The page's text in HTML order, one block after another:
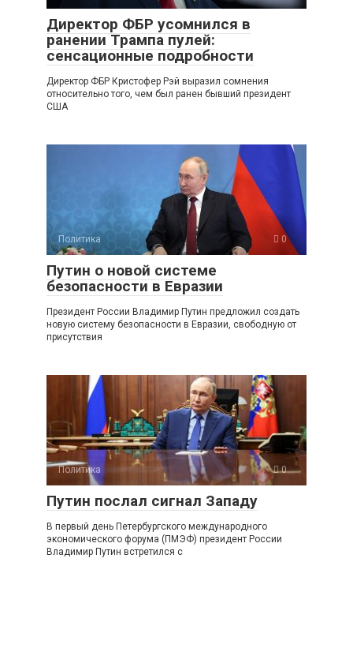
Директор ФБР усомнился в
ранении Трампа пулей:
сенсационные подробности
Директор ФБР Кристофер Рэй выразил сомнения
относительно того, чем был ранен бывший президент
США
Политика 0
Путин о новой системе
безопасности в Евразии
Президент России Владимир Путин предложил создать
новую систему безопасности в Евразии, свободную от
присутствия
Политика 0
Путин послал сигнал Западу
В первый день Петербургского международного
экономического форума (ПМЭФ) президент России
Владимир Путин встретился с